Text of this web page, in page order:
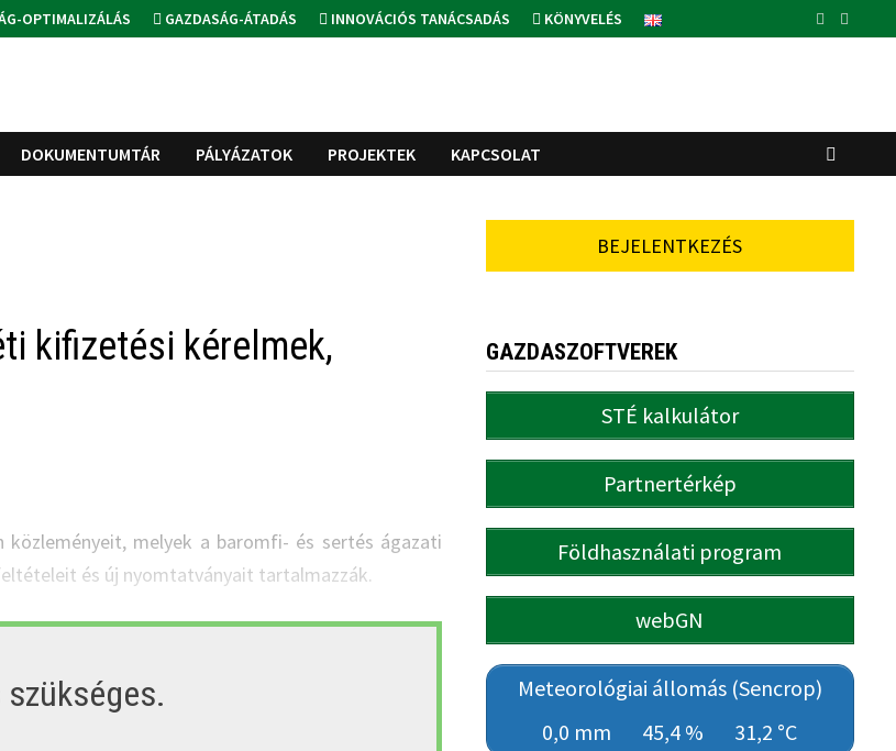
OPTIMALIZÁLÁS GAZDASÁG-ÁTADÁS INNOVÁCIÓS TANÁCSADÁS KÖNYVELÉS
DOKUMENTUMTÁR PÁLYÁZATOK PROJEKTEK KAPCSOLAT
kifizetési kérelmek,
melyek a baromfi- és sertés ágazati
és új nyomtatványait tartalmazzák.
BEJELENTKEZÉS
GAZDASZOFTVEREK
STÉ kalkulátor
Partnertérkép
Földhasználati program
webGN
Meteorológiai állomás (Sencrop)
0,0 mm
45,4 % 31,2 °C